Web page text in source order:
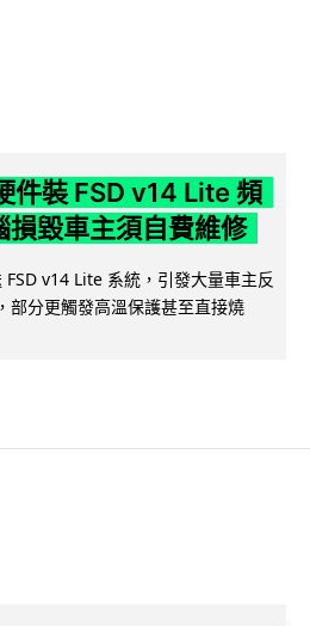
件裝 FSD v14 Lite 頻
損毀車主須自費維修
v14 Lite 系統，引發大量車主反
部分更觸發高溫保護甚至直接燒